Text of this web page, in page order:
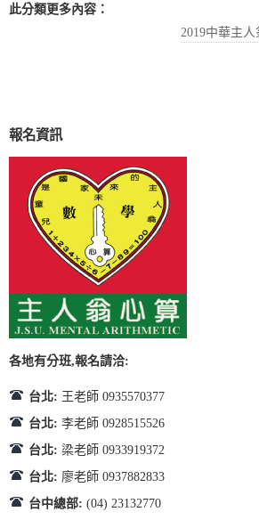
此分類更多內容：
2019中華主
報名資訊
各地有分班,報名請洽:
台北: 王老師 0935570377
台北: 李老師 0928515526
台北: 梁老師 0933919372
台北: 廖老師 0937882833
台中總部: (04) 23132770